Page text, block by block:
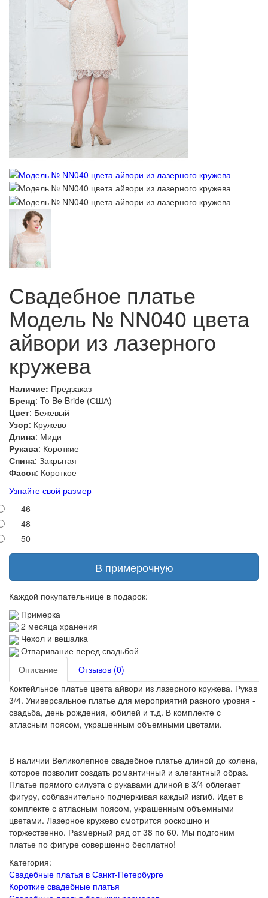
Свадебное платье
Модель № NN040 цвета
айвори из лазерного
кружева
Наличие: Предзаказ
Бренд: To Be Bride (США)
Цвет: Бежевый
Узор: Кружево
Длина: Миди
Рукава: Короткие
Спина: Закрытая
Фасон: Короткое
Узнайте свой размер
46
48
50
В примерочную
Каждой покупательнице в подарок:
Примерка
2 месяца хранения
Чехол и вешалка
Отпаривание перед свадьбой
Описание
Отзывов (0)
Коктейльное платье цвета айвори из лазерного кружева. Рукав
3/4. Универсальное платье для мероприятий разного уровня -
свадьба, день рождения, юбилей и т.д. В комплекте с
атласным поясом, украшенным объемными цветами.
В наличии Великолепное свадебное платье длиной до колена,
которое позволит создать романтичный и элегантный образ.
Платье прямого силуэта с рукавами длиной в 3/4 облегает
фигуру, соблазнительно подчеркивая каждый изгиб. Идет в
комплекте с атласным поясом, украшенным объемными
цветами. Лазерное кружево смотрится роскошно и
торжественно. Размерный ряд от 38 по 60. Мы подгоним
платье по фигуре совершенно бесплатно!
Категория:
Свадебные платья в Санкт-Петербурге
Короткие свадебные платья